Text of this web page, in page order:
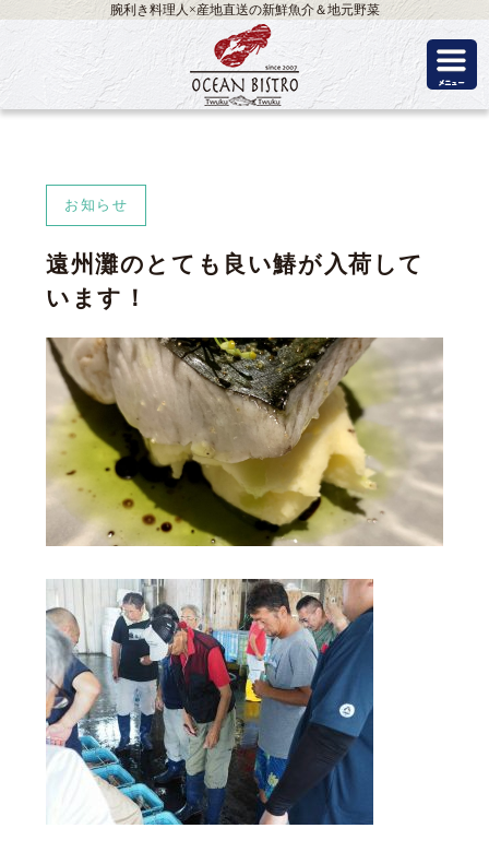
腕利き料理人×産地直送の新鮮魚介＆地元野菜
お知らせ
遠州灘のとても良い鰆が入荷して
います！